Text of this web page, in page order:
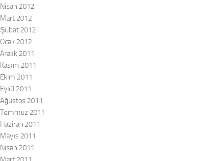
Nisan 2012
Mart 2012
Şubat 2012
Ocak 2012
Aralık 2011
Kasım 2011
Ekim 2011
Eylül 2011
Ağustos 2011
Temmuz 2011
Haziran 2011
Mayıs 2011
Nisan 2011